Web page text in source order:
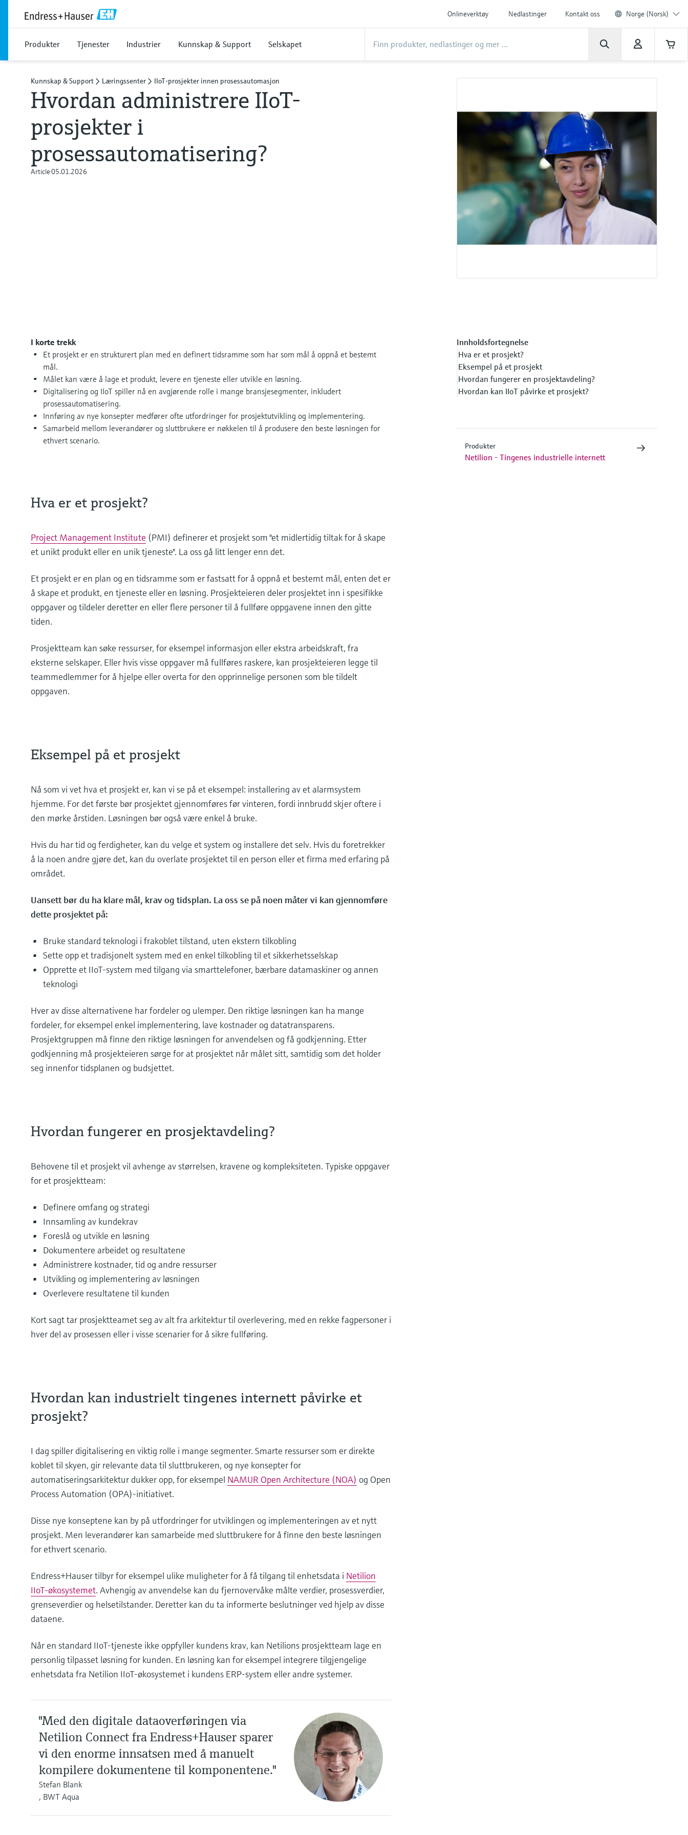
Onlineverktøy Nedlastinger Kontakt oss Norge (Norsk)
Produkter Tjenester Industrier Kunnskap & Support Selskapet
Kunnskap & Support Læringssenter IIoT-prosjekter innen prosessautomasjon
Hvordan administrere IIoT-
prosjekter i
prosessautomatisering?
Article05.01.2026
I korte trekk
Et prosjekt er en strukturert plan med en definert tidsramme som har som mål å oppnå et bestemt
mål.
Målet kan være å lage et produkt, levere en tjeneste eller utvikle en løsning.
Digitalisering og IIoT spiller nå en avgjørende rolle i mange bransjesegmenter, inkludert
prosessautomatisering.
Innføring av nye konsepter medfører ofte utfordringer for prosjektutvikling og implementering.
Samarbeid mellom leverandører og sluttbrukere er nøkkelen til å produsere den beste løsningen for
ethvert scenario.
Innholdsfortegnelse
Hva er et prosjekt?
Eksempel på et prosjekt
Hvordan fungerer en prosjektavdeling?
Hvordan kan IIoT påvirke et prosjekt?
Hva er et prosjekt?
Project Management Institute (PMI) definerer et prosjekt som "et midlertidig tiltak for å skape
et unikt produkt eller en unik tjeneste". La oss gå litt lenger enn det.
Et prosjekt er en plan og en tidsramme som er fastsatt for å oppnå et bestemt mål, enten det er
å skape et produkt, en tjeneste eller en løsning. Prosjekteieren deler prosjektet inn i spesifikke
oppgaver og tildeler deretter en eller flere personer til å fullføre oppgavene innen den gitte
tiden.
Prosjektteam kan søke ressurser, for eksempel informasjon eller ekstra arbeidskraft, fra
eksterne selskaper. Eller hvis visse oppgaver må fullføres raskere, kan prosjekteieren legge til
teammedlemmer for å hjelpe eller overta for den opprinnelige personen som ble tildelt
oppgaven.
Eksempel på et prosjekt
Nå som vi vet hva et prosjekt er, kan vi se på et eksempel: installering av et alarmsystem
hjemme. For det første bør prosjektet gjennomføres før vinteren, fordi innbrudd skjer oftere i
den mørke årstiden. Løsningen bør også være enkel å bruke.
Hvis du har tid og ferdigheter, kan du velge et system og installere det selv. Hvis du foretrekker
å la noen andre gjøre det, kan du overlate prosjektet til en person eller et firma med erfaring på
området.
Uansett bør du ha klare mål, krav og tidsplan. La oss se på noen måter vi kan gjennomføre
dette prosjektet på:
Bruke standard teknologi i frakoblet tilstand, uten ekstern tilkobling
Sette opp et tradisjonelt system med en enkel tilkobling til et sikkerhetsselskap
Opprette et IIoT-system med tilgang via smarttelefoner, bærbare datamaskiner og annen
teknologi
Hver av disse alternativene har fordeler og ulemper. Den riktige løsningen kan ha mange
fordeler, for eksempel enkel implementering, lave kostnader og datatransparens.
Prosjektgruppen må finne den riktige løsningen for anvendelsen og få godkjenning. Etter
godkjenning må prosjekteieren sørge for at prosjektet når målet sitt, samtidig som det holder
seg innenfor tidsplanen og budsjettet.
Hvordan fungerer en prosjektavdeling?
Behovene til et prosjekt vil avhenge av størrelsen, kravene og kompleksiteten. Typiske oppgaver
for et prosjektteam:
Definere omfang og strategi
Innsamling av kundekrav
Foreslå og utvikle en løsning
Dokumentere arbeidet og resultatene
Administrere kostnader, tid og andre ressurser
Utvikling og implementering av løsningen
Overlevere resultatene til kunden
Kort sagt tar prosjektteamet seg av alt fra arkitektur til overlevering, med en rekke fagpersoner i
hver del av prosessen eller i visse scenarier for å sikre fullføring.
Hvordan kan industrielt tingenes internett påvirke et
prosjekt?
I dag spiller digitalisering en viktig rolle i mange segmenter. Smarte ressurser som er direkte
koblet til skyen, gir relevante data til sluttbrukeren, og nye konsepter for
automatiseringsarkitektur dukker opp, for eksempel NAMUR Open Architecture (NOA) og Open
Process Automation (OPA)-initiativet.
Disse nye konseptene kan by på utfordringer for utviklingen og implementeringen av et nytt
prosjekt. Men leverandører kan samarbeide med sluttbrukere for å finne den beste løsningen
for ethvert scenario.
Endress+Hauser tilbyr for eksempel ulike muligheter for å få tilgang til enhetsdata i Netilion
IIoT-økosystemet. Avhengig av anvendelse kan du fjernovervåke målte verdier, prosessverdier,
grenseverdier og helsetilstander. Deretter kan du ta informerte beslutninger ved hjelp av disse
dataene.
Når en standard IIoT-tjeneste ikke oppfyller kundens krav, kan Netilions prosjektteam lage en
personlig tilpasset løsning for kunden. En løsning kan for eksempel integrere tilgjengelige
enhetsdata fra Netilion IIoT-økosystemet i kundens ERP-system eller andre systemer.
"Med den digitale dataoverføringen via
Netilion Connect fra Endress+Hauser sparer
vi den enorme innsatsen med å manuelt
kompilere dokumentene til komponentene."
Stefan Blank
, BWT Aqua
Produkter
Netilion - Tingenes industrielle internett